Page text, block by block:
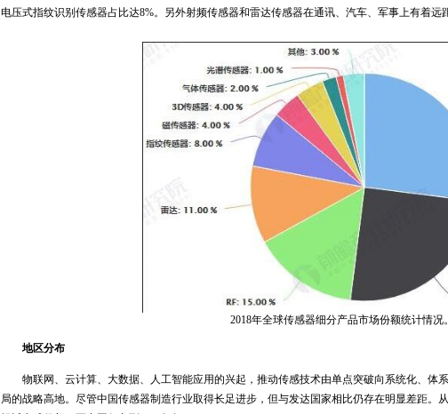
电压式指纹识别传感器占比达8%。另外射频传感器和雷达传感器在通讯、汽车、军事上有着远
2018年全球传感器细分产品市场份额统计情况
地区分布
物联网、云计算、大数据、人工智能应用的兴起，推动传感技术由单点突破向系统化、体
局的战略高地。尽管中国传感器制造行业取得长足进步，但与发达国家相比仍存在明显差距。